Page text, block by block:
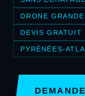
DRONE
DEVIS GRATUIT
PYRÉNÉES-